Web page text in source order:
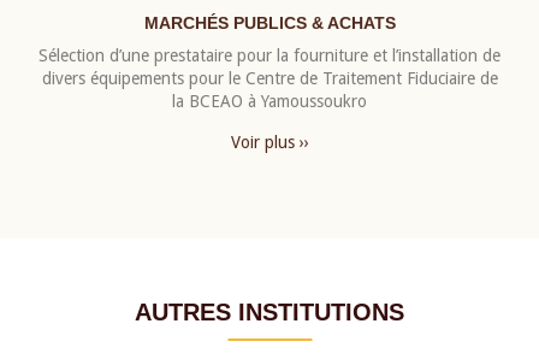
MARCHÉS PUBLICS & ACHATS
Sélection d’une prestataire pour la fourniture et l’installation de
divers équipements pour le Centre de Traitement Fiduciaire de
la BCEAO à Yamoussoukro
Voir plus ››
AUTRES INSTITUTIONS